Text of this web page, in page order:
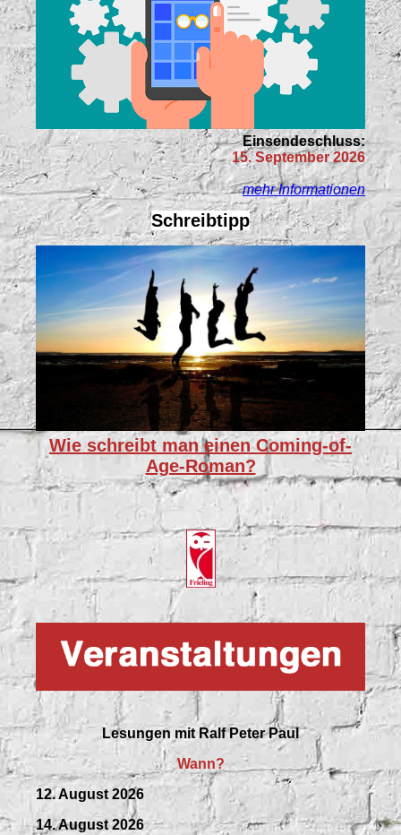
Einsendeschluss:
15. September 2026
mehr Informationen
Schreibtipp
Wie schreibt man einen Coming-of-
Age-Roman?
Lesungen mitRalf Peter Paul
Wann?
12. August 2026
14. August 2026